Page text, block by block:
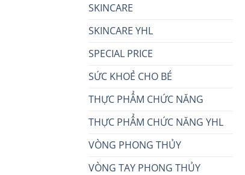
SKINCARE
SKINCARE YHL
SPECIAL PRICE
SỨC KHOẺ CHO BÉ
THỰC PHẨM CHỨC NĂNG
THỰC PHẨM CHỨC NĂNG YHL
VÒNG PHONG THỦY
VÒNG TAY PHONG THỦY